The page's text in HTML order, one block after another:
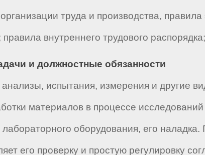
труда и производства,
правила внутреннего трудового
и должностные обязанности
испытания, измерения и другие
материалов в процессе
оборудования, его
его проверку и простую регулировку